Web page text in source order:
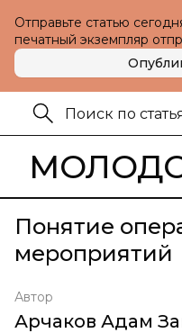
Отправьте статью
печатный экземпляр
Понятие
мероприятий
Автор
Арчаков Адам